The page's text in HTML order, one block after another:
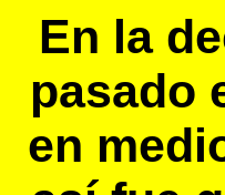
En la
pasado
en